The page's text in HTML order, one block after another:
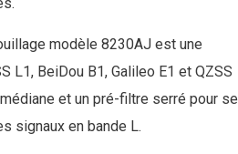
modèle 8230AJ est une
L1, BeiDou B1, Galileo E1 et QZSS
et un pré-filtre serré pour se
signaux en bande L.